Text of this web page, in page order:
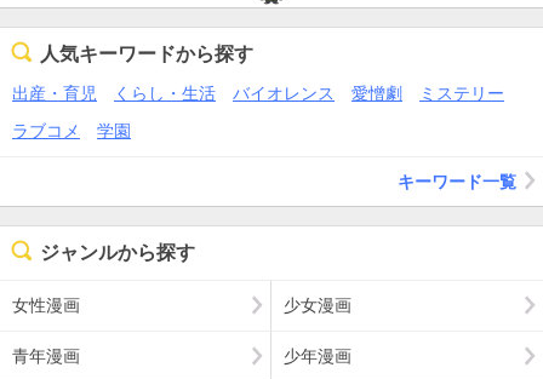
人気キーワードから探す
出産・育児 くらし・生活 バイオレンス 愛憎劇
ミステリー
ラブコメ
学園
キーワード一覧
ジャンルから探す
女性漫画 少女漫画
青年漫画 少年漫画